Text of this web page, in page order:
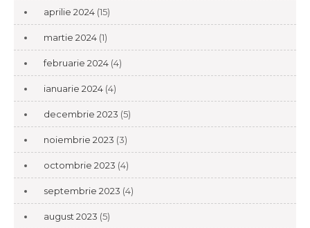
aprilie 2024 (15)
martie 2024 (1)
februarie 2024 (4)
ianuarie 2024 (4)
decembrie 2023 (5)
noiembrie 2023 (3)
octombrie 2023 (4)
septembrie 2023 (4)
august 2023 (5)